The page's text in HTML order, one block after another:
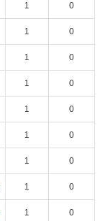
1 0
1 0
1 0
1 0
1 0
1 0
1 0
1 0
1 0